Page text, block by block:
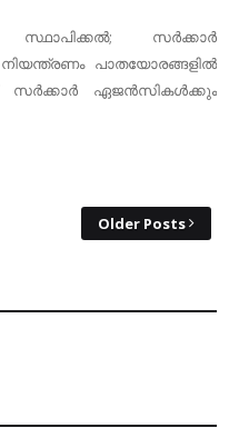
സർക്കാർ
പാതയോരങ്ങളിൽ
ഏജൻസികൾക്കും
Older Posts